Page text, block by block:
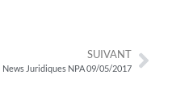
SUIVANT
News Juridiques NPA 09/05/2017